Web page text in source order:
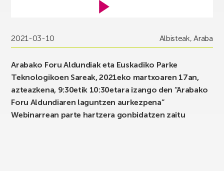
2021-03-10 Albisteak,Araba
Arabako Foru Aldundiak eta Euskadiko Parke
Teknologikoen Sareak, 2021eko martxoaren 17an,
azteazkena, 9:30etik 10:30etara izango den “Arabako
Foru Aldundiaren laguntzen aurkezpena”
Webinarrean parte hartzera gonbidatzen zaitu